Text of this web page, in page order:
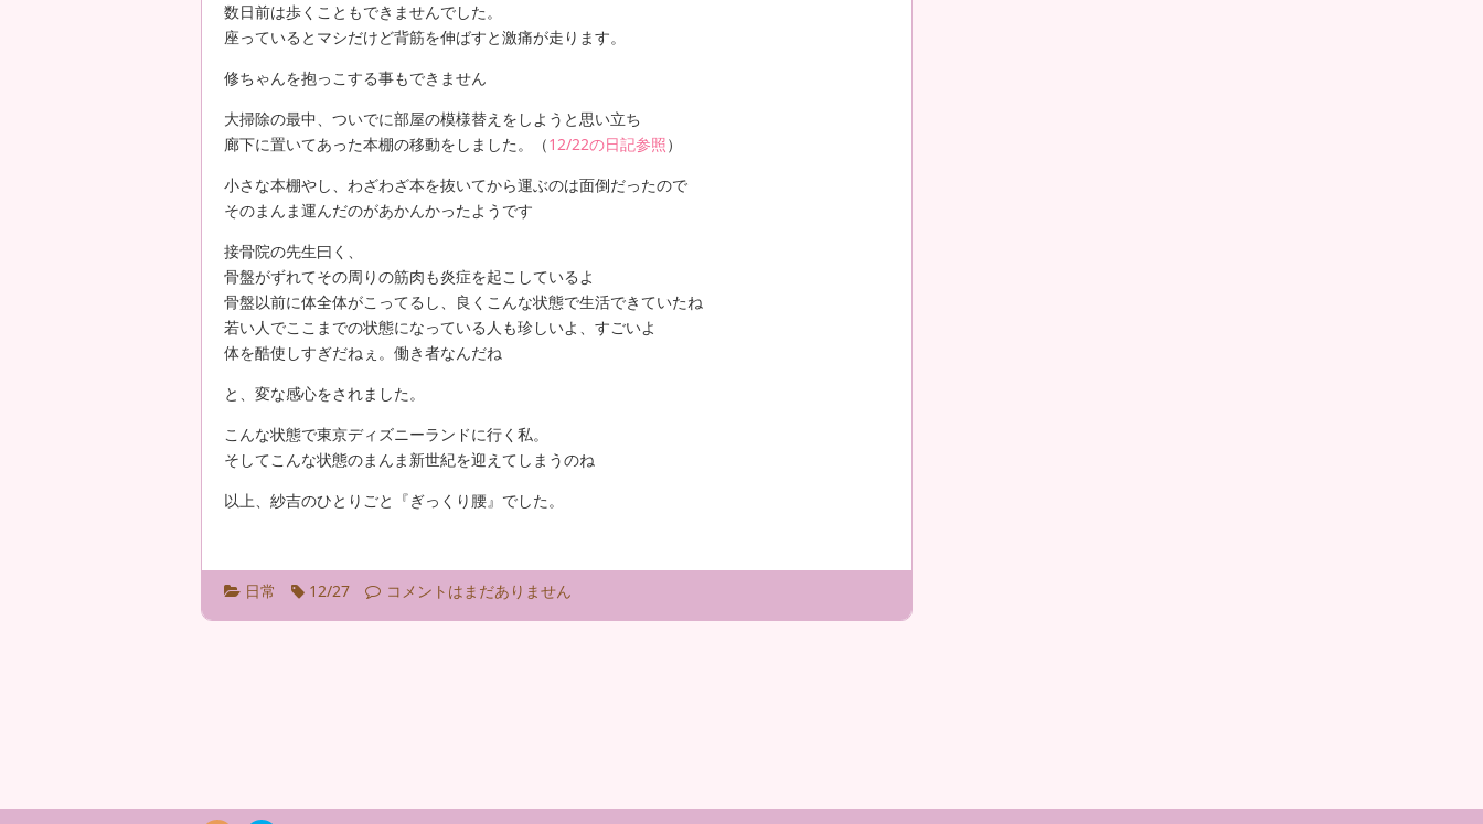
数日前は歩くこともできませんでした。
座っているとマシだけど背筋を伸ばすと激痛が走ります。
修ちゃんを抱っこする事もできません
大掃除の最中、ついでに部屋の模様替えをしようと思い立ち
廊下に置いてあった本棚の移動をしました。（12/22の日記参照）
小さな本棚やし、わざわざ本を抜いてから運ぶのは面倒だったので
そのまんま運んだのがあかんかったようです
接骨院の先生曰く、
骨盤がずれてその周りの筋肉も炎症を起こしているよ
骨盤以前に体全体がこってるし、良くこんな状態で生活できていたね
若い人でここまでの状態になっている人も珍しいよ、すごいよ
体を酷使しすぎだねぇ。働き者なんだね
と、変な感心をされました。
こんな状態で東京ディズニーランドに行く私。
そしてこんな状態のまんま新世紀を迎えてしまうのね
以上、紗吉のひとりごと『ぎっくり腰』でした。
日常 12/27 コメントはまだありません